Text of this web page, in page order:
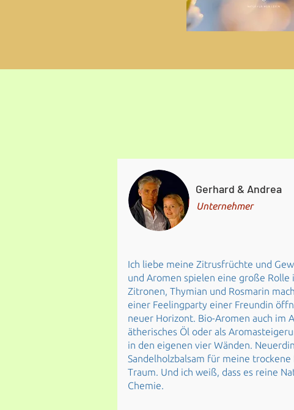
Gerhard & Andrea
Unternehmer
Ich liebe meine Zitrusfrüchte und
und Aromen spielen eine große Rolle
Zitronen, Thymian und Rosmarin
einer Feelingparty einer Freundin
neuer Horizont. Bio-Aromen auch im
ätherisches Öl oder als
in den eigenen vier Wänden.
Sandelholzbalsam für meine trockene
Traum. Und ich weiß, dass es reine
Chemie.